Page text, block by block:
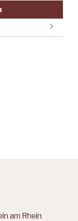
am Rhein